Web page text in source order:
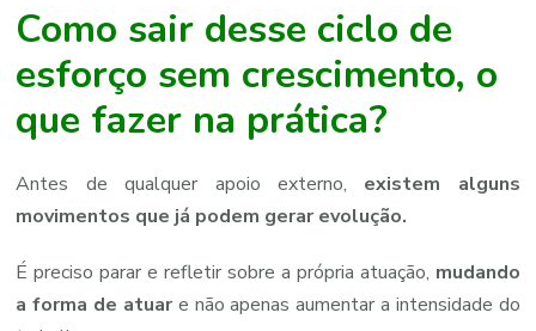
Como sair desse ciclo de
esforço sem crescimento, o
que fazer na prática?
Antes de qualquer apoio externo, existem alguns
movimentos que já podem gerar evolução.
É preciso parar e refletir sobre a própria atuação, mudando
a forma de atuare não apenas aumentar a intensidade do